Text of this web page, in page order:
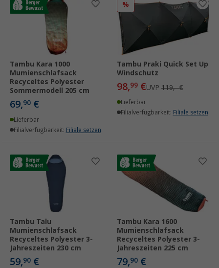
Tambu Kara 1000
Mumienschlafsack
Recyceltes Polyester
Sommermodell 205 cm
69,90 €
Lieferbar
Filialverfügbarkeit: Filiale setzen
%
Tambu Praki Quick Set Up
Windschutz
98,99 €UVP 119,- €
Lieferbar
Filialverfügbarkeit: Filiale setzen
Tambu Talu
Mumienschlafsack
Recyceltes Polyester 3-
Jahreszeiten 230 cm
59,90 €
Tambu Kara 1600
Mumienschlafsack
Recyceltes Polyester 3-
Jahreszeiten 225 cm
79,90 €